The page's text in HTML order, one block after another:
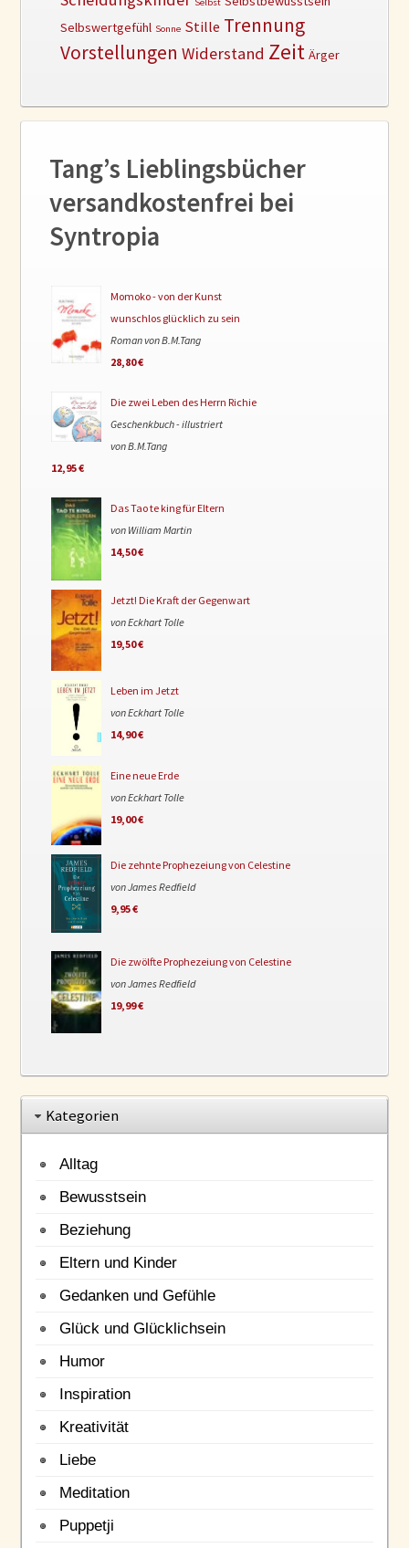
Selbswertgefühl Sonne Stille Trennung
Vorstellungen Widerstand Zeit Ärger
Tang’s Lieblingsbücher
versandkostenfrei bei
Syntropia
Momoko - von der Kunst
wunschlos glücklich zu sein
Roman von B.M.Tang
28,80 €
Die zwei Leben des Herrn Richie
Geschenkbuch - illustriert
von B.M.Tang
12,95 €
Das Tao te king für Eltern
von William Martin
14,50 €
Jetzt! Die Kraft der Gegenwart
von Eckhart Tolle
19,50 €
Leben im Jetzt
von Eckhart Tolle
14,90 €
Eine neue Erde
von Eckhart Tolle
19,00 €
Die zehnte Prophezeiung von Celestine
von James Redfield
9,95 €
Die zwölfte Prophezeiung von Celestine
von James Redfield
19,99 €
Kategorien
Alltag
Bewusstsein
Beziehung
Eltern und Kinder
Gedanken und Gefühle
Glück und Glücklichsein
Humor
Inspiration
Kreativität
Liebe
Meditation
Puppetji